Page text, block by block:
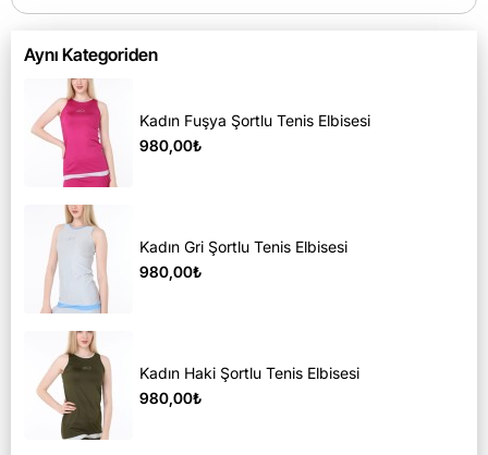
Aynı Kategoriden
Kadın Fuşya Şortlu Tenis Elbisesi
980,00₺
Kadın Gri Şortlu Tenis Elbisesi
980,00₺
Kadın Haki Şortlu Tenis Elbisesi
980,00₺